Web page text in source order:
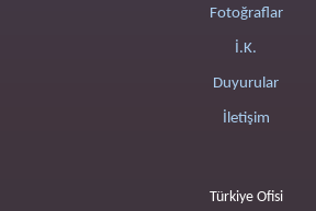
Fotoğraflar
İ.K.
Duyurular
İletişim
Türkiye Ofisi